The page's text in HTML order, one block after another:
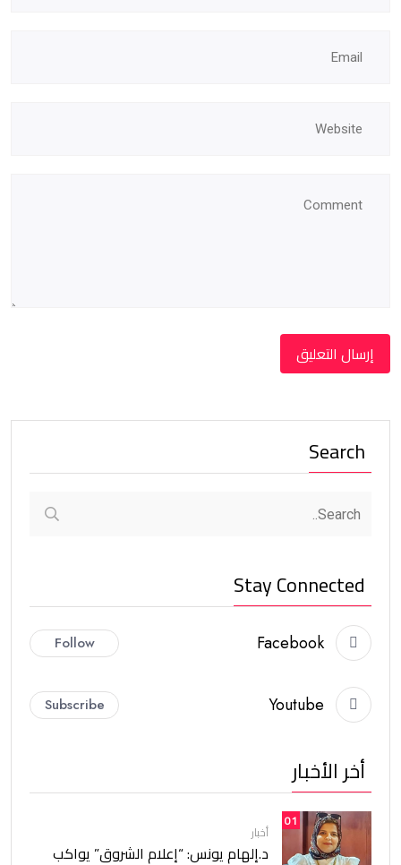
Search
Stay Connected
Facebook
Follow
Youtube
Subscribe
أخر الأخبار
01
أخبار
د.إلهام يونس: “إعلام الشروق” يواكب